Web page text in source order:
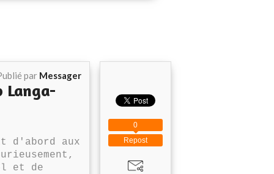
par Messager
Langa-
d'abord aux
et de
Repost
0